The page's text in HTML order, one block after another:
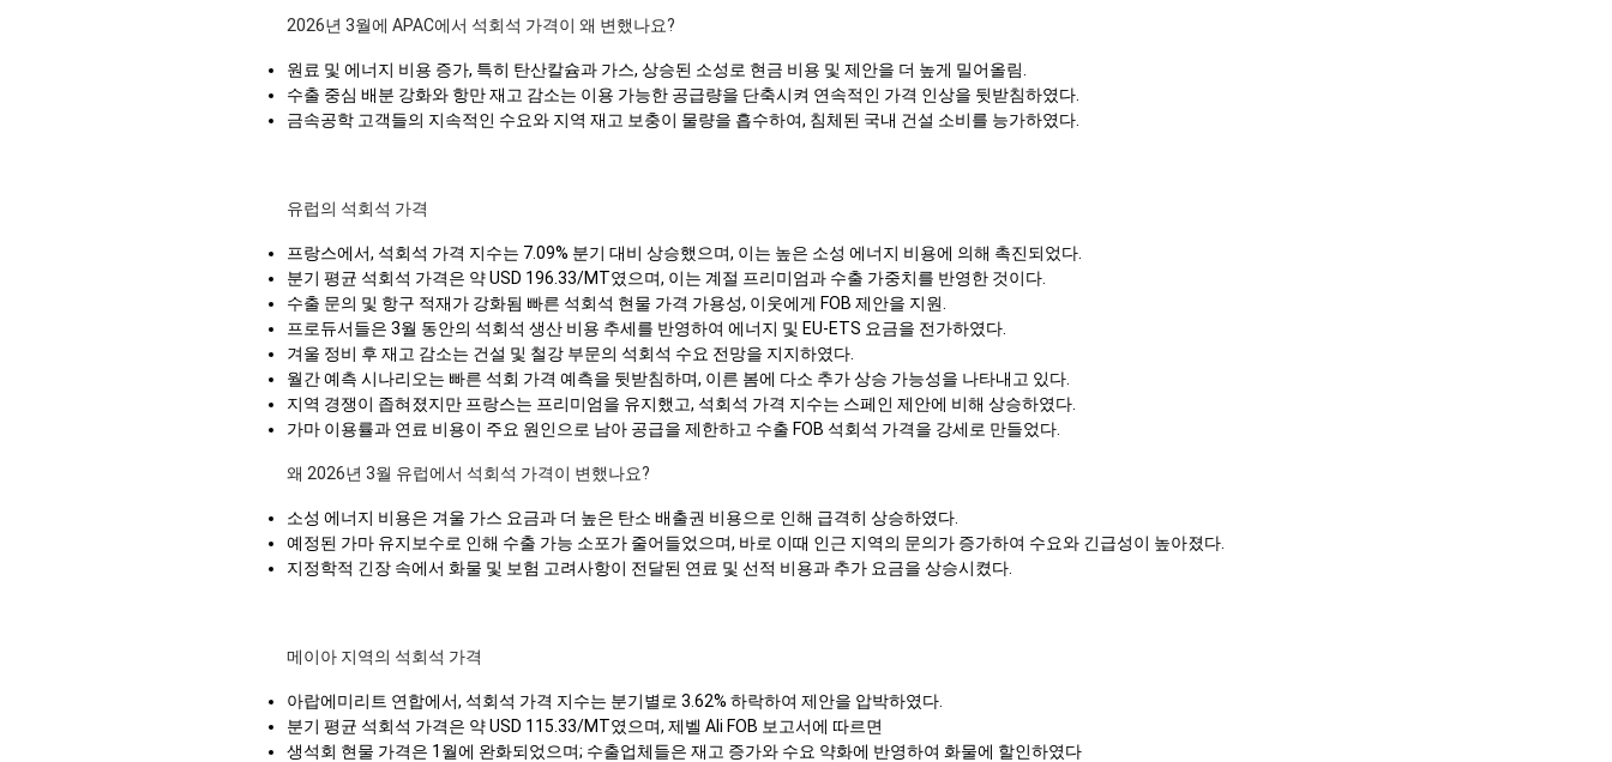
2026년 3월에 APAC에서 석회석 가격이 왜 변했나요?
원료 및 에너지 비용 증가, 특히 탄산칼슘과 가스, 상승된 소성로 현금 비용 및 제안을 더 높게 밀어올림.
수출 중심 배분 강화와 항만 재고 감소는 이용 가능한 공급량을 단축시켜 연속적인 가격 인상을 뒷받침하였다.
금속공학 고객들의 지속적인 수요와 지역 재고 보충이 물량을 흡수하여, 침체된 국내 건설 소비를 능가하였다.
유럽의 석회석 가격
프랑스에서, 석회석 가격 지수는 7.09% 분기 대비 상승했으며, 이는 높은 소성 에너지 비용에 의해 촉진되었다.
분기 평균 석회석 가격은 약 USD 196.33/MT였으며, 이는 계절 프리미엄과 수출 가중치를 반영한 것이다.
수출 문의 및 항구 적재가 강화됨 빠른 석회석 현물 가격 가용성, 이웃에게 FOB 제안을 지원.
프로듀서들은 3월 동안의 석회석 생산 비용 추세를 반영하여 에너지 및 EU-ETS 요금을 전가하였다.
겨울 정비 후 재고 감소는 건설 및 철강 부문의 석회석 수요 전망을 지지하였다.
월간 예측 시나리오는 빠른 석회 가격 예측을 뒷받침하며, 이른 봄에 다소 추가 상승 가능성을 나타내고 있다.
지역 경쟁이 좁혀졌지만 프랑스는 프리미엄을 유지했고, 석회석 가격 지수는 스페인 제안에 비해 상승하였다.
가마 이용률과 연료 비용이 주요 원인으로 남아 공급을 제한하고 수출 FOB 석회석 가격을 강세로 만들었다.
왜 2026년 3월 유럽에서 석회석 가격이 변했나요?
소성 에너지 비용은 겨울 가스 요금과 더 높은 탄소 배출권 비용으로 인해 급격히 상승하였다.
예정된 가마 유지보수로 인해 수출 가능 소포가 줄어들었으며, 바로 이때 인근 지역의 문의가 증가하여 수요와 긴급성이 높아졌다.
지정학적 긴장 속에서 화물 및 보험 고려사항이 전달된 연료 및 선적 비용과 추가 요금을 상승시켰다.
메이아 지역의 석회석 가격
아랍에미리트 연합에서, 석회석 가격 지수는 분기별로 3.62% 하락하여 제안을 압박하였다.
분기 평균 석회석 가격은 약 USD 115.33/MT였으며, 제벨 Ali FOB 보고서에 따르면
생석회 현물 가격은 1월에 완화되었으며; 수출업체들은 재고 증가와 수요 약화에 반영하여 화물에 할인하였다